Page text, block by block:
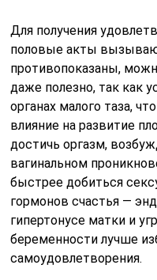
Для получения
половые акты
противопоказаны,
даже полезно, так как
органах малого таза,
влияние на развитие
достичь оргазм,
вагинальном
быстрее добиться
гормонов счастья —
гипертонусе матки и
беременности лучше
самоудовлетворения.